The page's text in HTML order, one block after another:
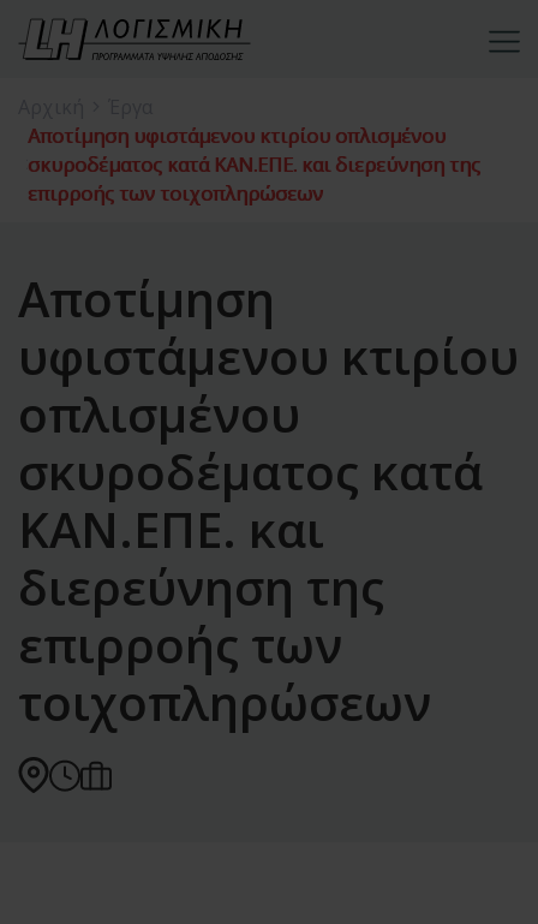
Αποτίμηση υφιστάμενου κτιρίου οπλισμένου
σκυροδέματος κατά KAN.ΕΠΕ. και διερεύνηση της
επιρροής των τοιχοπληρώσεων
Αποτίμηση
υφιστάμενου κτιρίου
οπλισμένου
σκυροδέματος κατά
KAN.ΕΠΕ. και
διερεύνηση της
επιρροής των
τοιχοπληρώσεων